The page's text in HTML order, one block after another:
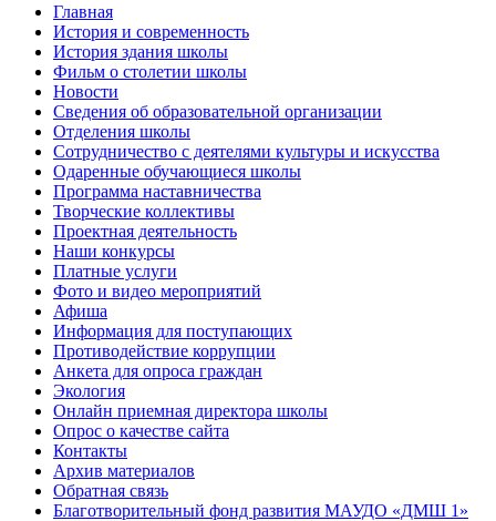
Главная
История и современность
История здания школы
Фильм о столетии школы
Новости
Сведения об образовательной организации
Отделения школы
Сотрудничество с деятелями культуры и искусства
Одаренные обучающиеся школы
Программа наставничества
Творческие коллективы
Проектная деятельность
Наши конкурсы
Платные услуги
Фото и видео мероприятий
Афиша
Информация для поступающих
Противодействие коррупции
Анкета для опроса граждан
Экология
Онлайн приемная директора школы
Опрос о качестве сайта
Контакты
Архив материалов
Обратная связь
Благотворительный фонд развития МАУДО «ДМШ 1»